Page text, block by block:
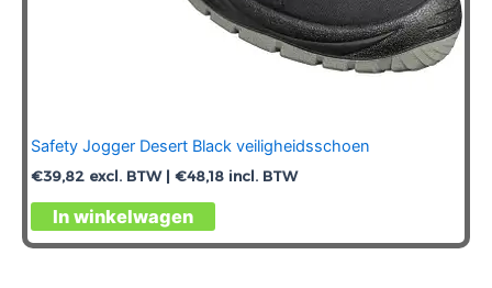
Safety Jogger Desert Black veiligheidsschoen
€39,82 excl. BTW | €48,18 incl. BTW
In winkelwagen
Dit
product